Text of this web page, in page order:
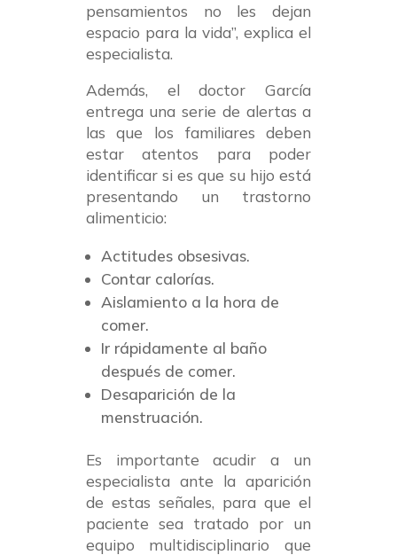
pensamientos no les dejan
espacio para la vida”, explica el
especialista.
Además, el doctor García
entrega una serie de alertas a
las que los familiares deben
estar atentos para poder
identificar si es que su hijo está
presentando un trastorno
alimenticio:
Actitudes obsesivas.
Contar calorías.
Aislamiento a la hora de
comer.
Ir rápidamente al baño
después de comer.
Desaparición de la
menstruación.
Es importante acudir a un
especialista ante la aparición
de estas señales, para que el
paciente sea tratado por un
equipo multidisciplinario que